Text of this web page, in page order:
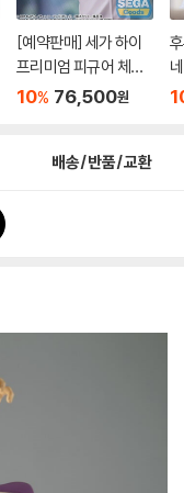
[예약판매] 세가 하이
프리미엄 피규어 체인
소맨...
10% 76,500원
배송/반품/교환